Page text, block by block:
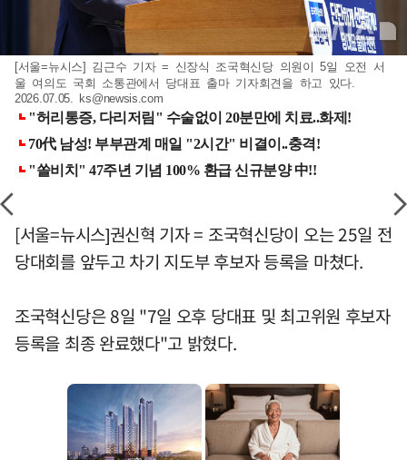
[서울=뉴시스] 김근수 기자 = 신장식 조국혁신당 의원이 5일 오전 서
울 여의도 국회 소통관에서 당대표 출마 기자회견을 하고 있다.
2026.07.05. ks@newsis.com
[서울=뉴시스]권신혁 기자 = 조국혁신당이 오는 25일 전
당대회를 앞두고 차기 지도부 후보자 등록을 마쳤다.
조국혁신당은 8일 "7일 오후 당대표 및 최고위원 후보자
등록을 최종 완료했다"고 밝혔다.